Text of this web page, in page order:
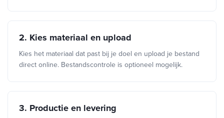
2. Kies materiaal en upload
Kies het materiaal dat past bij je doel en upload je bestand
direct online. Bestandscontrole is optioneel mogelijk.
3. Productie en levering